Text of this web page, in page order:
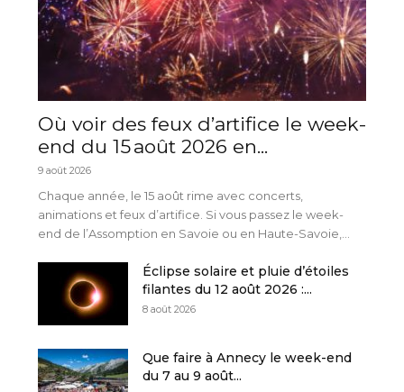
Où voir des feux d’artifice le week-
end du 15 août 2026 en...
9 août 2026
Chaque année, le 15 août rime avec concerts,
animations et feux d’artifice. Si vous passez le week-
end de l’Assomption en Savoie ou en Haute-Savoie,...
Éclipse solaire et pluie d’étoiles
filantes du 12 août 2026 :...
8 août 2026
Que faire à Annecy le week-end
du 7 au 9 août...